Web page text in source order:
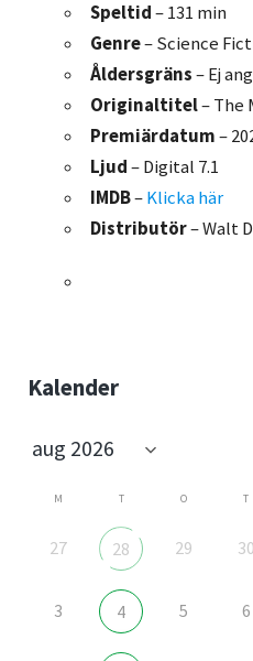
Speltid– 131 min
Genre– Science
Åldersgräns– Ej
Originaltitel– The
Premiärdatum–
Ljud– Digital 7.1
IMDB–Klicka här
Distributör– Walt
Sidebar
Kalender
M T O T
27 28 29 30
3 4 5 6